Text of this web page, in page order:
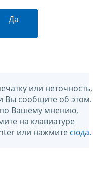
Да
или неточность,
Вы сообщите об этом.
по Вашему мнению,
на клавиатуре
или нажмите сюда.